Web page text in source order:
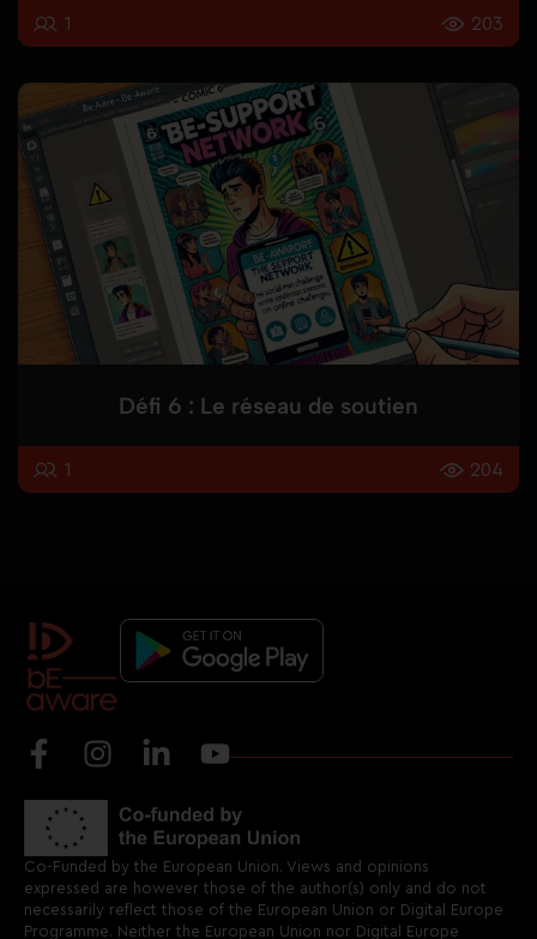
1 203
Défi 6 : Le réseau de soutien
1 204
Co-Funded by the European Union. Views and opinions
expressed are however those of the author(s) only and do not
necessarily reflect those of the European Union or Digital Europe
Programme. Neither the European Union nor Digital Europe